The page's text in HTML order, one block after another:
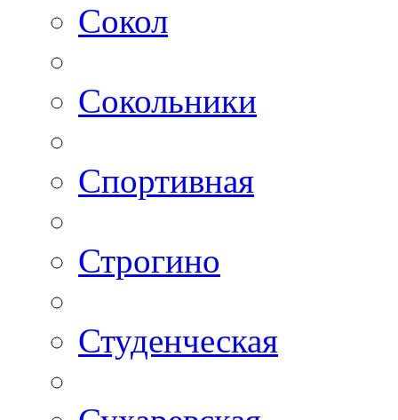
Сокол
Сокольники
Спортивная
Строгино
Студенческая